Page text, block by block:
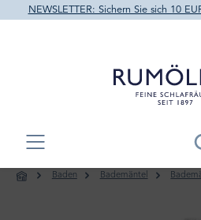
springen
NEWSLETTER: Sichern Sie sich 10
Baden Bademäntel